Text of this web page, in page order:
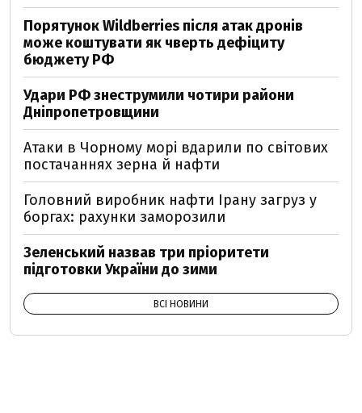
Порятунок Wildberries після атак дронів
може коштувати як чверть дефіциту
бюджету РФ
Удари РФ знеструмили чотири райони
Дніпропетровщини
Атаки в Чорному морі вдарили по світових
постачаннях зерна й нафти
Головний виробник нафти Ірану загруз у
боргах: рахунки заморозили
Зеленський назвав три пріоритети
підготовки України до зими
ВСІ НОВИНИ